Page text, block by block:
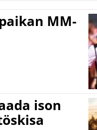
MM-
ison